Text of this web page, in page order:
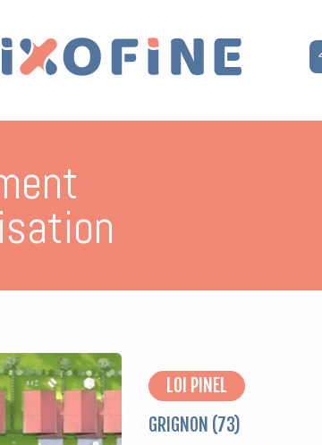
LOI PINEL
GRIGNON (73)